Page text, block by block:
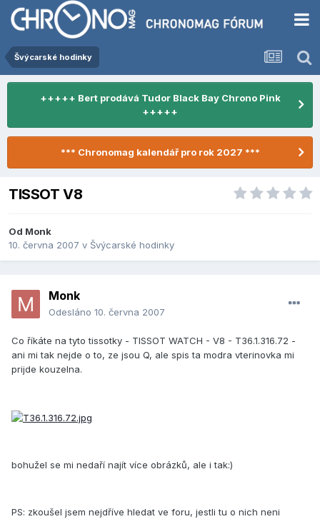
Švýcarské hodinky
+++++ Bert prodává Tudor Black Bay Chrono Pink
+++++
*** Chronomag kalendář pro rok 2027 ***
TISSOT V8
Od Monk
10. června 2007 v Švýcarské hodinky
Monk
Odesláno 10. června 2007
Co říkáte na tyto tissotky - TISSOT WATCH - V8 - T36.1.316.72 -
ani mi tak nejde o to, ze jsou Q, ale spis ta modra vterinovka mi
prijde kouzelna.
bohužel se mi nedaří najít více obrázků, ale i tak:)
PS: zkoušel jsem nejdříve hledat ve foru, jestli tu o nich neni